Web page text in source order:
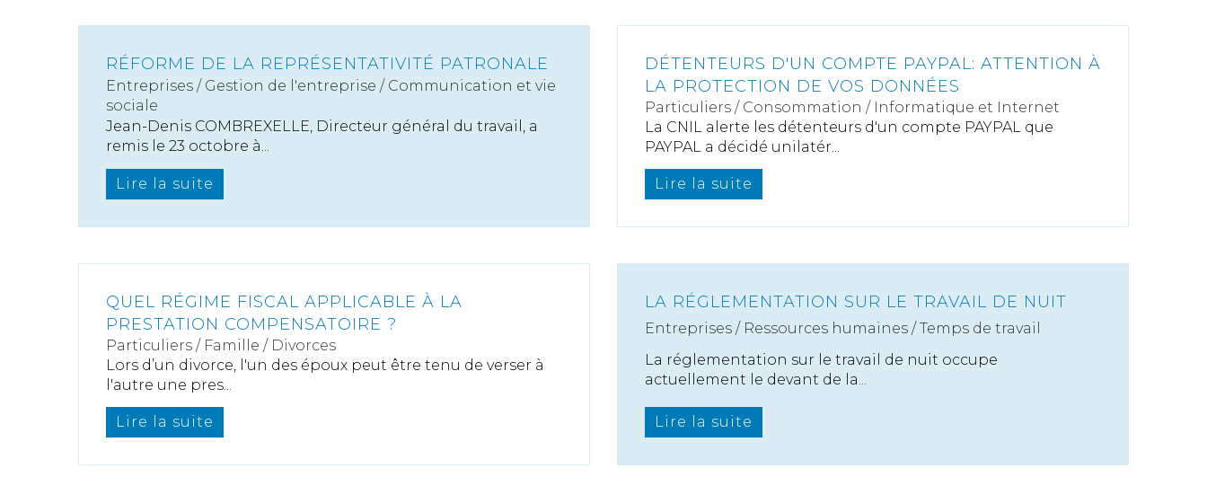
RÉFORME DE LA REPRÉSENTATIVITÉ PATRONALE
Entreprises / Gestion de l'entreprise / Communication et vie
sociale
Jean-Denis COMBREXELLE, Directeur général du travail, a
remis le 23 octobre à...
Lire la suite
DÉTENTEURS D'UN COMPTE PAYPAL: ATTENTION À
LA PROTECTION DE VOS DONNÉES
Particuliers / Consommation / Informatique et Internet
La CNIL alerte les détenteurs d'un compte PAYPAL que
PAYPAL a décidé unilatér...
Lire la suite
QUEL RÉGIME FISCAL APPLICABLE À LA
PRESTATION COMPENSATOIRE ?
Particuliers / Famille / Divorces
Lors d’un divorce, l'un des époux peut être tenu de verser à
l'autre une pres...
Lire la suite
LA RÉGLEMENTATION SUR LE TRAVAIL DE NUIT
Entreprises / Ressources humaines / Temps de travail
La réglementation sur le travail de nuit occupe
actuellement le devant de la...
Lire la suite